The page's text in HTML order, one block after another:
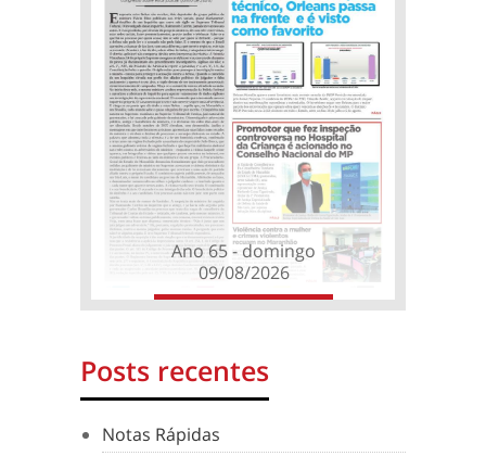
Ano 65 - domingo
09/08/2026
Posts recentes
Notas Rápidas